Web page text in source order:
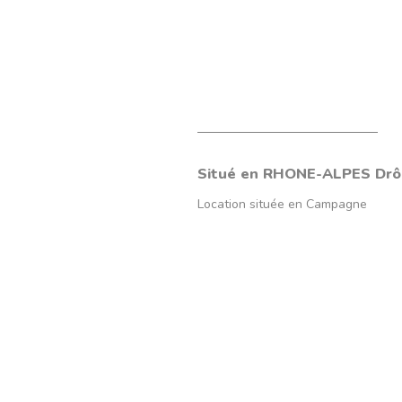
Situé en RHONE-ALPES
Location située en Campagne